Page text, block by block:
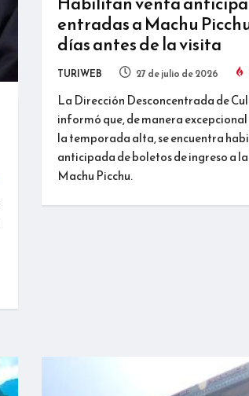
entradas a Machu
días antes de la visita
TURIWEB 27 de julio de 2026
La Dirección Desconcentrada de
informó que, de manera
la temporada alta, se encuentra
anticipada de boletos de ingreso a
Machu Picchu.